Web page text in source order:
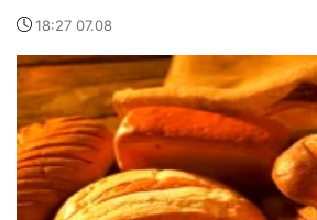
18:27 07.08